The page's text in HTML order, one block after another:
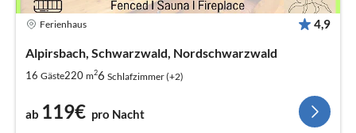
Ferienhaus 4,9
Alpirsbach, Schwarzwald, Nordschwarzwald
16 Gäste220 m26 Schlafzimmer (+2)
ab 119€ pro Nacht